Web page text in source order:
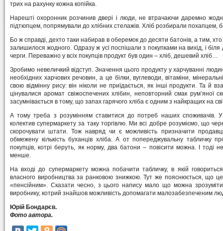
трих на рахунку кожна копійка.
Нарешті охоронник розчинив двері і люди, не втрачаючи даремно
підтюпцем, попрямували до хлібних стелажів. Хліб розбирали похапцем,
Бо ж справді, дехто таки набирав в оберемок до десяти батонів, а тим,
залишилося жодного. Одразу ж усі поспішали з покупками на вихід, і
черги. Переважно у всіх покупців продукт був один – хліб, дешевий хліб…
Зробимо невеличкий відступ. Значення цього продукту у харчуванні
необхідних харчових речовин, а це білки, вуглеводи, вітаміни,
свою відмінну рису: він ніколи не приїдається, як інші продукти. Та й
цінувалися аромат свіжоспечених хлібин, неповторний смак рум’яної
засумнівається в тому, що запах гарячого хліба є одним з найкращих на
А тому треба з розумінням ставитися до потреб наших споживачів.
колектив супермаркету за таку торгівлю. Ми всі добре розуміємо, що
скорочувати штати. Тож навряд чи є можливість призначити
обмежену кількість буханців хліба. А от попереджувальну табличку
покупців, котрі беруть, як норму, два батони – повісити можна. І тоді
менше.
На вході до супермаркету можна побачити табличку, в якій
власного виробництва за ранковою знижкою. Тут же пояснюється, що
«пенсійним». Сказати чесно, з цього напису мало що можна
виробнику, котрий знайшов можливість допомагати малозабезпеченим
Юрій Бондарєв.
Фото автора.